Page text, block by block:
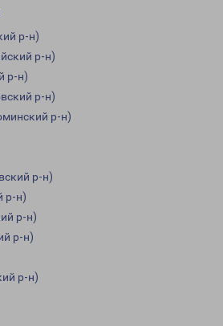
р-н)
р-н)
р-н)
р-н)
р-н)
р-н)
р-н)
р-н)
р-н)
р-н)